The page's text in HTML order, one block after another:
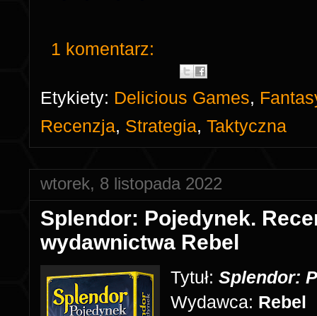
1 komentarz:
Etykiety: Delicious Games,
Recenzja, Strategia, Taktyczna
wtorek, 8 listopada 2022
Splendor: Pojedynek.
wydawnictwa Rebel
Tytuł: Splendor:
Wydawca: Rebel